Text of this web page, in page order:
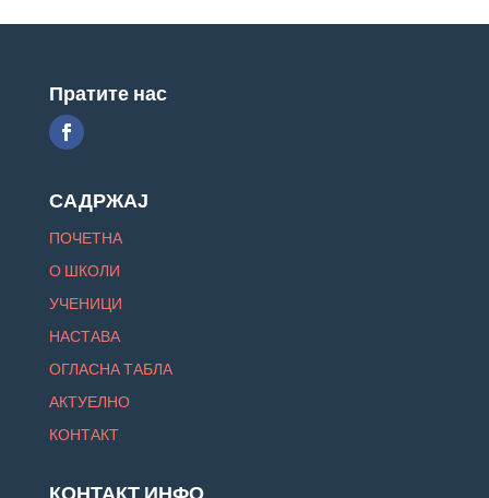
Пратите нас
САДРЖАЈ
ПОЧЕТНА
О ШКОЛИ
УЧЕНИЦИ
НАСТАВА
ОГЛАСНА ТАБЛА
АКТУЕЛНО
КОНТАКТ